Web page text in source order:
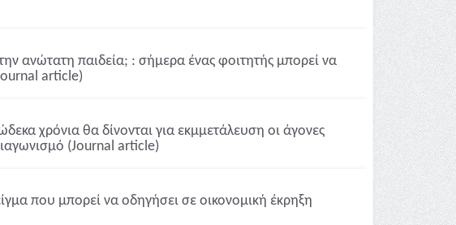
ανώτατη παιδεία; : σήμερα ένας φοιτητής μπορεί να
article)
χρόνια θα δίνονται για εκμμετάλευση οι άγονες
(Journal article)
που μπορεί να οδηγήσει σε οικονομική έκρηξη